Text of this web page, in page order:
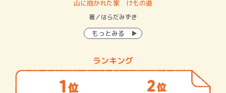
山に抱かれた家 けもの道
著／はらだみずき
もっとみる
ランキング